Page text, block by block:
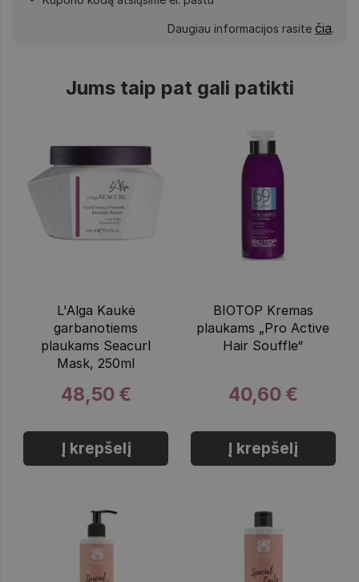
Daugiau informacijos rasite čia.
Jums taip pat gali patikti
L'Alga Kaukė
garbanotiems
plaukams Seacurl
Mask, 250ml
48,50 €
Į krepšelį
BIOTOP Kremas
plaukams „Pro Active
Hair Souffle“
40,60 €
Į krepšelį